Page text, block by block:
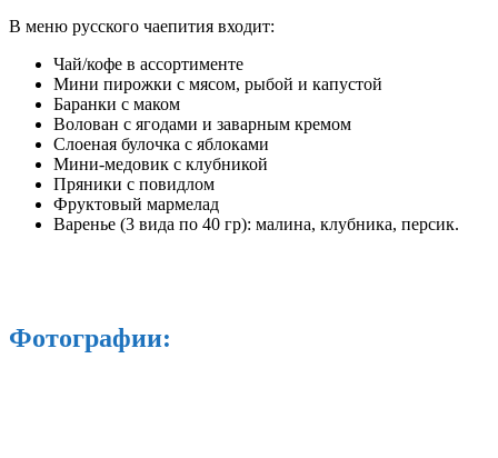
В меню русского чаепития входит:
Чай/кофе в ассортименте
Мини пирожки с мясом, рыбой и капустой
Баранки с маком
Волован с ягодами и заварным кремом
Слоеная булочка с яблоками
Мини-медовик с клубникой
Пряники с повидлом
Фруктовый мармелад
Варенье (3 вида по 40 гр): малина, клубника, персик.
Фотографии: